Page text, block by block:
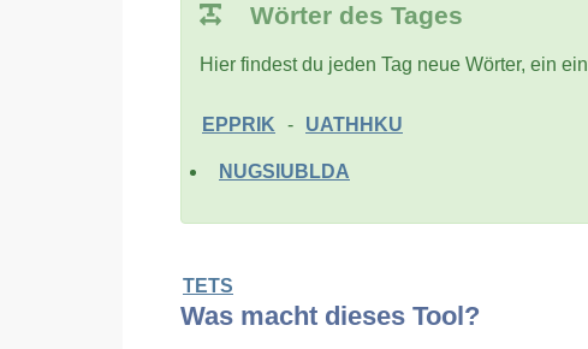
Wörter des Tages
Hier findest du jeden Tag neue Wörter, ein
EPPRIK - UATHHKU
NUGSIUBLDA
TETS
Was macht dieses Tool?